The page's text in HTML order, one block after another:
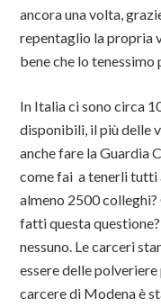
ancora una volta,
repentaglio la propria
bene che lo tenessimo
In Italia ci sono circa
disponibili, il più delle
anche fare la Guardia
come fai a tenerli tutti
almeno 2500 colleghi?
fatti questa
nessuno. Le carceri
essere delle
carcere di Modena è